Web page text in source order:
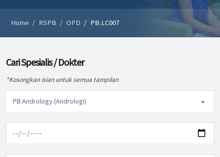
Home RSPB OPD PB.LC007
Cari Spesialis / Dokter
*Kosongkan isian untuk semua tampilan
PB.Andrology (Andrologi)